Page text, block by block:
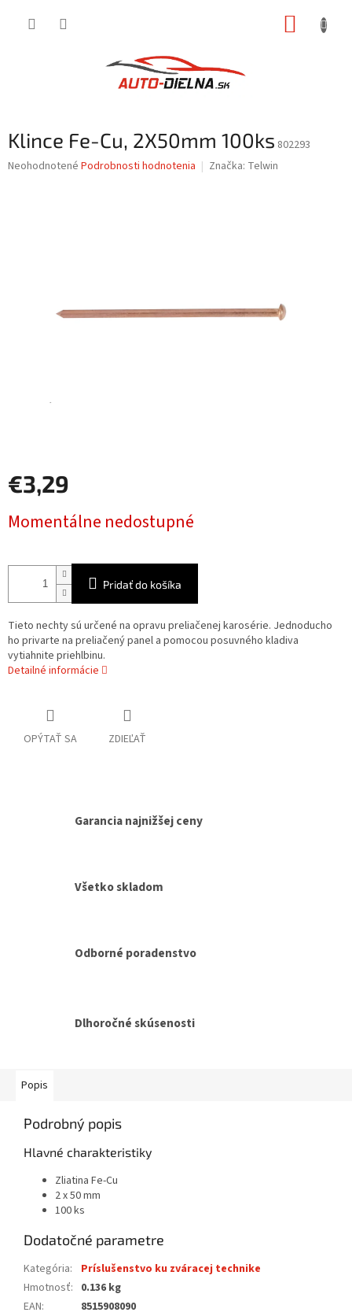
Klince Fe-Cu, 2X50mm 100ks 802293
Priemerné
Neohodnotené Podrobnosti hodnotenia Značka: Telwin
€3,29
cena:
Momentálne nedostupné
Pridať do košíka
Tieto nechty sú určené na opravu preliačenej karosérie. Jednoducho
ho privarte na preliačený panel a pomocou posuvného kladiva
vytiahnite priehlbinu.
Detailné informácie
OPÝTAŤ SA ZDIEĽAŤ
Garancia najnižšej ceny
Všetko skladom
Odborné poradenstvo
Dlhoročné skúsenosti
Popis
Podrobný popis
Hlavné charakteristiky
Zliatina Fe-Cu
2 x 50 mm
100 ks
Dodatočné parametre
Kategória:
Príslušenstvo ku zváracej technike
Hmotnosť: 0.136 kg
EAN: 8515908090